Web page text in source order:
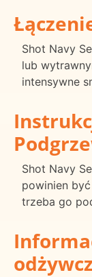
Shot Navy
lub
intensywne
Shot Navy
powinien
trzeba go